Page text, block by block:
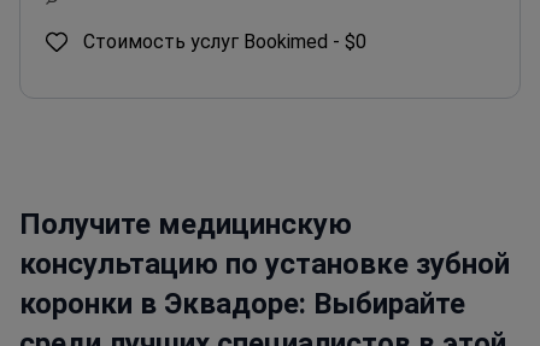
Стоимость услуг Bookimed - $0
Получите медицинскую
консультацию по установке зубной
коронки в Эквадоре: Выбирайте